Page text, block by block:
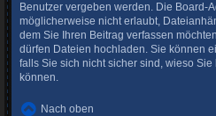
Benutzer vergeben werden. Die Board-
möglicherweise nicht erlaubt,
dem Sie Ihren Beitrag verfassen
dürfen Dateien hochladen. Sie können
falls Sie sich nicht sicher sind, wieso
können.
Nach oben